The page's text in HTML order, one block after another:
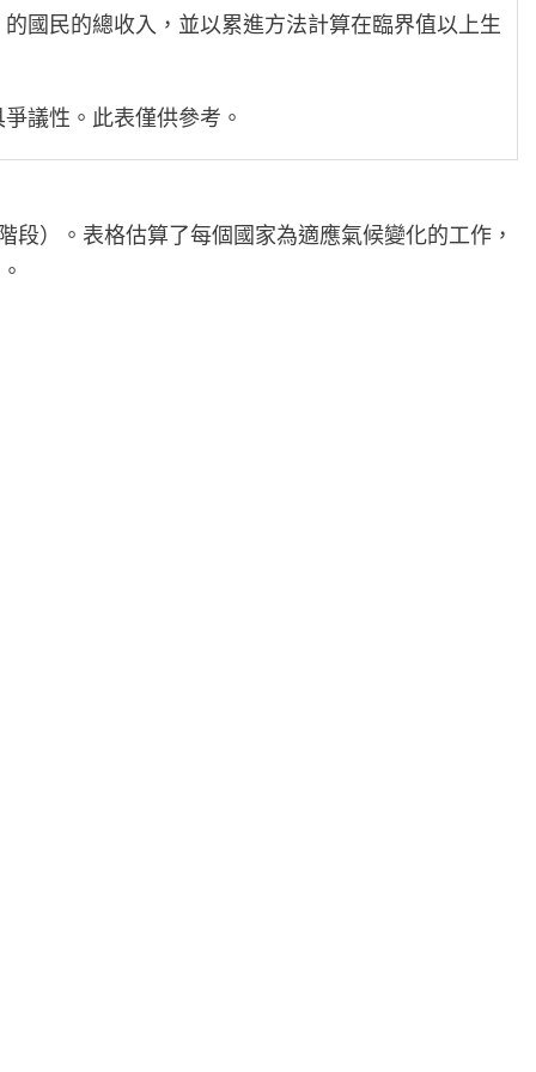
國民的總收入，並以累進方法計算在臨界值以上生
議性。此表僅供參考。
）。表格估算了每個國家為適應氣候變化的工作，